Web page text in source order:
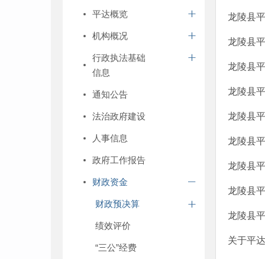
平达概览
机构概况
行政执法基础
信息
通知公告
法治政府建设
人事信息
政府工作报告
财政资金
财政预决算
绩效评价
“三公”经费
龙陵县
龙陵县
龙陵县
龙陵县
龙陵县
龙陵县
龙陵县
龙陵县
龙陵县
关于平